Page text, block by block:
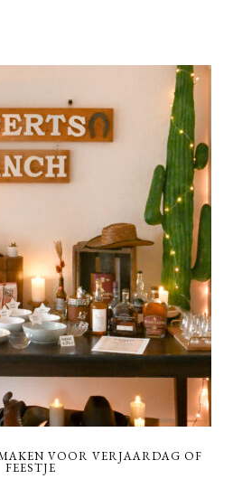
VOOR VERJAARDAG OF
FEESTJE